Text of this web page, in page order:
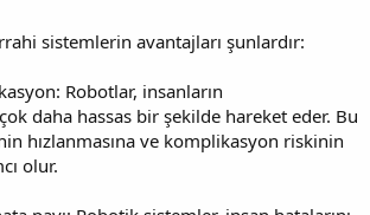
sistemlerin avantajları şunlardır:
Robotlar, insanların
daha hassas bir şekilde hareket eder. Bu
hızlanmasına ve komplikasyon riskinin
olur.